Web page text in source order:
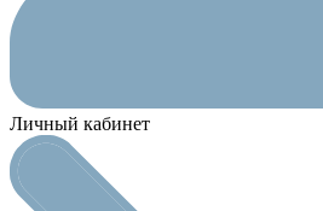
Личный кабинет